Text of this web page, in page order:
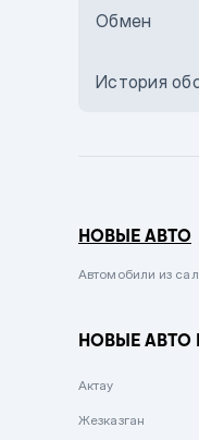
Бежевый
Вишневый
Обмен
История
НОВЫЕ АВТО
Автомобили из
НОВЫЕ АВТО
Актау
Жезказган